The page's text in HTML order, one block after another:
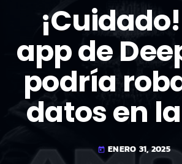
app de
podría
datos en
today ENERO 31, 2025